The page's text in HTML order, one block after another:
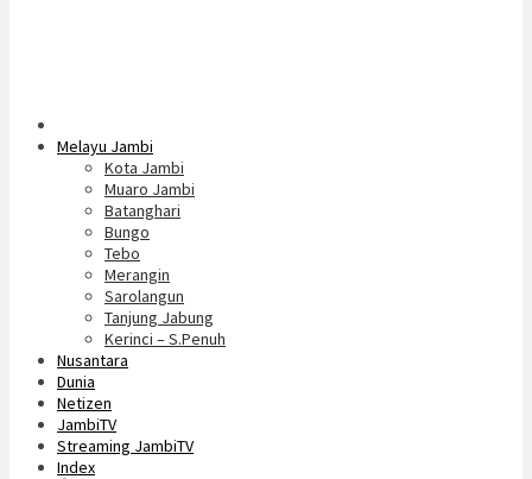
Melayu Jambi
Kota Jambi
Muaro Jambi
Batanghari
Bungo
Tebo
Merangin
Sarolangun
Tanjung Jabung
Kerinci – S.Penuh
Nusantara
Dunia
Netizen
JambiTV
Streaming JambiTV
Index